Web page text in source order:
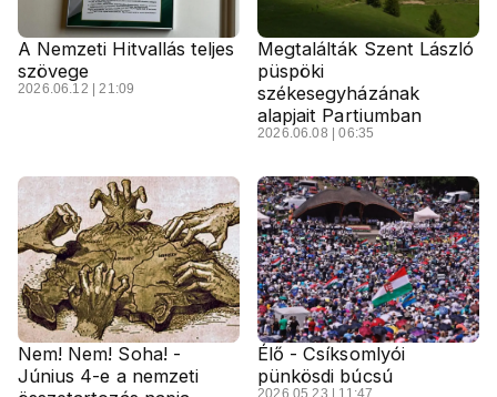
A Nemzeti Hitvallás teljes
szövege
2026.06.12 | 21:09
Megtalálták Szent László
püspöki
székesegyházának
alapjait Partiumban
2026.06.08 | 06:35
Nem! Nem! Soha! -
Június 4-e a nemzeti
Élő - Csíksomlyói
pünkösdi búcsú